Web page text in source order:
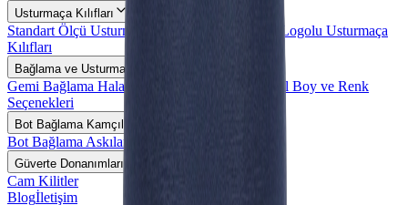
Usturmaça Kılıfları
Standart Ölçü Usturmaça Kılıfları
Özel Ölçü ve Logolu Usturmaça
Kılıfları
Bağlama ve Usturmaça Halatları
Gemi Bağlama Halatları
Özel Boy ve Renk
Seçenekleri
Bot Bağlama Kamçıları
Bot Bağlama Askıları
Güverte Donanımları ve Aksesuarlar
Cam Kilitler
Blogİletişim